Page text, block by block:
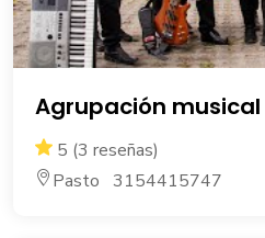
Agrupación musical
5 (3 reseñas)
Pasto 3154415747